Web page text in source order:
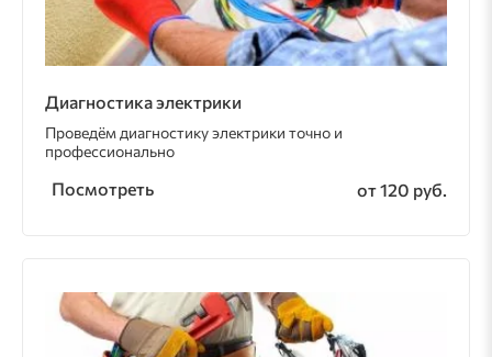
Диагностика электрики
Проведём диагностику электрики точно и
профессионально
Посмотреть от 120 руб.